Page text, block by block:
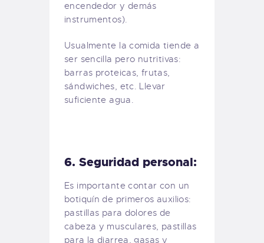
encendedor y demás
instrumentos).
Usualmente la comida tiende a
ser sencilla pero nutritivas:
barras proteicas, frutas,
sándwiches, etc. Llevar
suficiente agua.
6. Seguridad personal:
Es importante contar con un
botiquín de primeros auxilios:
pastillas para dolores de
cabeza y musculares, pastillas
para la diarrea, gasas y